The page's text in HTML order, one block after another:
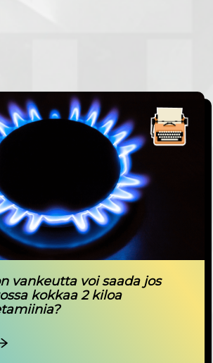
vankeutta voi saada jos
kokkaa 2 kiloa